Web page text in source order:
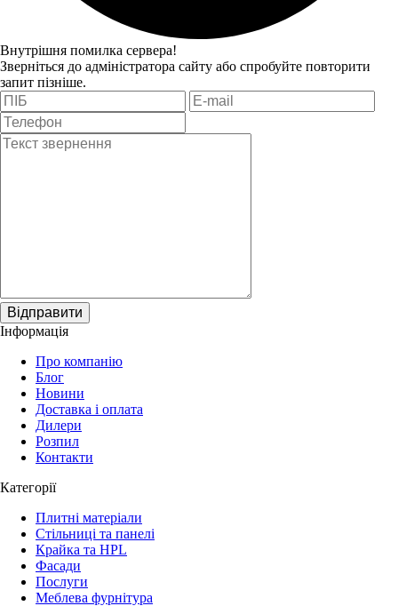
Внутрішня помилка сервера!
Зверніться до адміністратора сайту або спробуйте повторити
запит пізніше.
Відправити
Інформація
Про компанію
Блог
Новини
Доставка і оплата
Дилери
Розпил
Контакти
Категорії
Плитні матеріали
Стільниці та панелі
Крайка та HPL
Фасади
Послуги
Меблева фурнітура